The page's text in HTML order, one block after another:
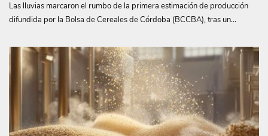
Las lluvias marcaron el rumbo de la primera estimación de producción
difundida por la Bolsa de Cereales de Córdoba (BCCBA), tras un...